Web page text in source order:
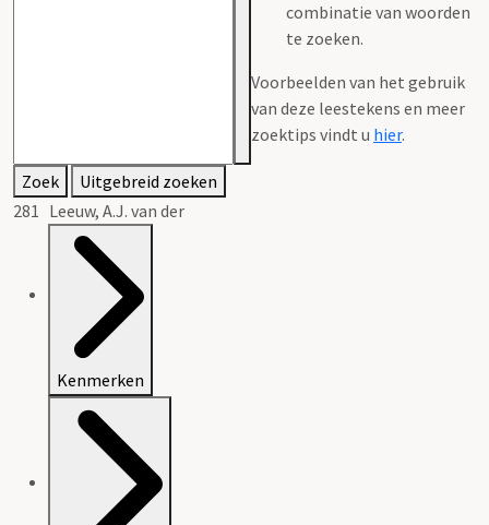
combinatie van woorden
te zoeken.
Voorbeelden van het gebruik
van deze leestekens en meer
zoektips vindt u hier.
Zoek
Uitgebreid zoeken
281 Leeuw, A.J. van der
Kenmerken